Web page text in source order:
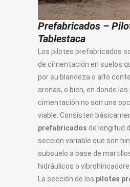
Prefabricados –
Tablestaca
Los pilotes prefabricados
de cimentación en suelos
por su blandeza o alto
arenas, o bien, en donde las
cimentación no son una
viable. Consisten
prefabricados de longitud
sección variable que son
subsuelo a base de
hidráulicos o
La sección de los pilotes